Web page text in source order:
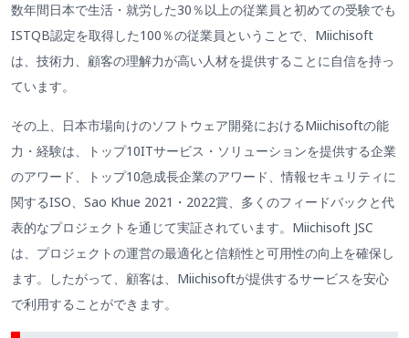
数年間日本で生活・就労した30％以上の従業員と初めての受験でも
ISTQB認定を取得した100％の従業員ということで、Miichisoft
は、技術力、顧客の理解力が高い人材を提供することに自信を持っ
ています。
その上、日本市場向けのソフトウェア開発におけるMiichisoftの能
力・経験は、トップ10ITサービス・ソリューションを提供する企業
のアワード、トップ10急成長企業のアワード、情報セキュリティに
関するISO、Sao Khue 2021・2022賞、多くのフィードバックと代
表的なプロジェクトを通じて実証されています。Miichisoft JSC
は、プロジェクトの運営の最適化と信頼性と可用性の向上を確保し
ます。したがって、顧客は、Miichisoftが提供するサービスを安心
で利用することができます。